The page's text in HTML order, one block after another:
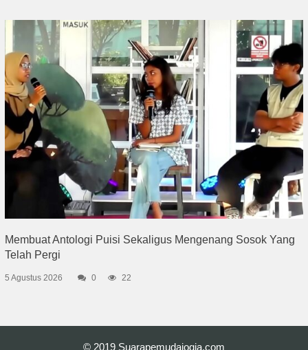
Membuat Antologi Puisi Sekaligus Mengenang Sosok Yang
Telah Pergi
5 Agustus 2026 0 22
© 2019 Suarapemudajogja.com